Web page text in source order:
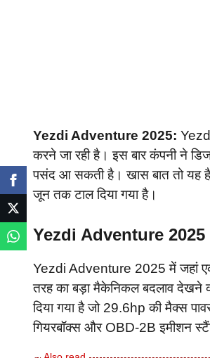
Yezdi Adventure 2025:
करने जा रही है। इस बार कंपनी ने
पसंद आ सकती है। खास बात तो यह है
जून तक टाल दिया गया है।
Yezdi Adventure
Yezdi Adventure 2025 में जहां
तरह का बड़ा मैकेनिकल बदलाव देखने
दिया गया है जो 29.6hp की मैक्स
गियरबॉक्स और OBD-2B इमीशन